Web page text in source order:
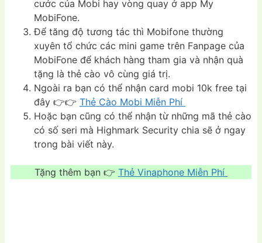
cước của Mobi hay vòng quay ở app My
MobiFone.
Để tăng độ tương tác thì Mobifone thường
xuyên tổ chức các mini game trên Fanpage của
MobiFone để khách hàng tham gia và nhận quà
tặng là thẻ cào vô cùng giá trị.
Ngoài ra bạn có thể nhận card mobi 10k free tại
đây 👉👉 Thẻ Cào Mobi Miễn Phí
Hoặc bạn cũng có thể nhận từ những mã thẻ cào
có số seri mà Highmark Security chia sẽ ở ngay
trong bài viết này.
Tặng thêm bạn 👉 Thẻ Vinaphone Miễn Phí